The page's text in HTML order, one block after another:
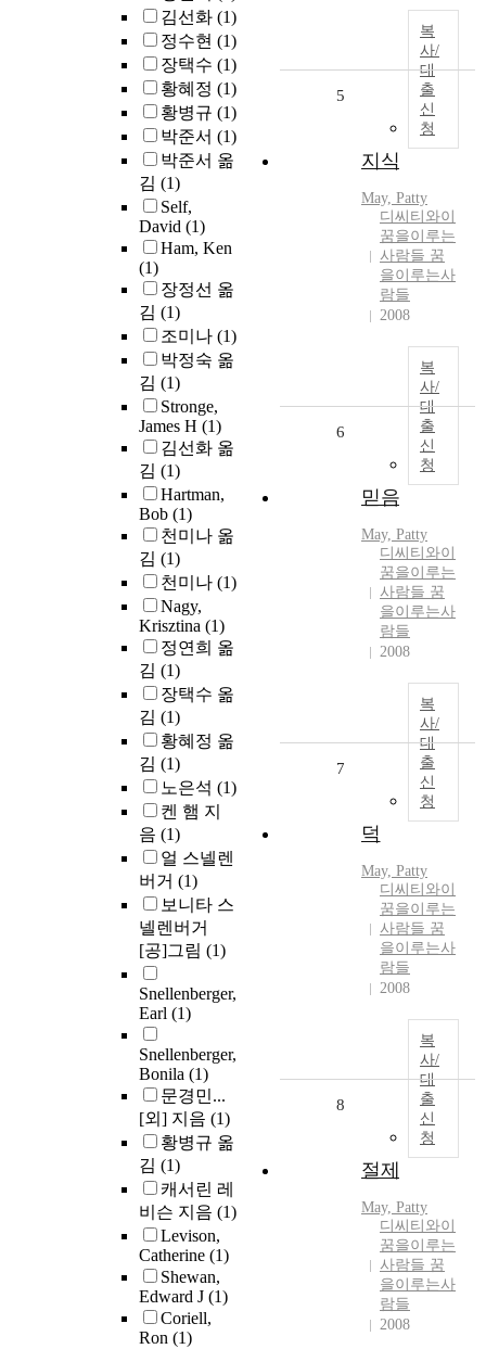
김선화 (1)
정수현 (1)
장택수 (1)
황혜정 (1)
황병규 (1)
박준서 (1)
박준서 옮
김 (1)
Self,
David (1)
Ham, Ken
(1)
장정선 옮
김 (1)
조미나 (1)
박정숙 옮
김 (1)
Stronge,
James H (1)
김선화 옮
김 (1)
Hartman,
Bob (1)
천미나 옮
김 (1)
천미나 (1)
Nagy,
Krisztina (1)
정연희 옮
김 (1)
장택수 옮
김 (1)
황혜정 옮
김 (1)
노은석 (1)
켄 햄 지
음 (1)
얼 스넬렌
버거 (1)
보니타 스
넬렌버거
[공]그림 (1)
Snellenberger,
Earl (1)
Snellenberger,
Bonila (1)
문경민...
[외] 지음 (1)
황병규 옮
김 (1)
캐서린 레
비슨 지음 (1)
Levison,
Catherine (1)
Shewan,
Edward J (1)
Coriell,
Ron (1)
복
사/
대
출
신
청
5
지식
May, Patty
디씨티와이
꿈을이루는
사람들 꿈
을이루는사
람들
2008
복
사/
대
출
신
청
6
믿음
May, Patty
디씨티와이
꿈을이루는
사람들 꿈
을이루는사
람들
2008
복
사/
대
출
신
청
7
덕
May, Patty
디씨티와이
꿈을이루는
사람들 꿈
을이루는사
람들
2008
복
사/
대
출
신
청
8
절제
May, Patty
디씨티와이
꿈을이루는
사람들 꿈
을이루는사
람들
2008